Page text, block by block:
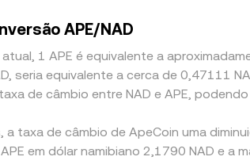
APE/NAD
1 APE é equivalente a
seria equivalente a cerca de 0,47111
de câmbio entre NAD e APE,
a taxa de câmbio de ApeCoin uma
em dólar namibiano 2,1790 NAD e a